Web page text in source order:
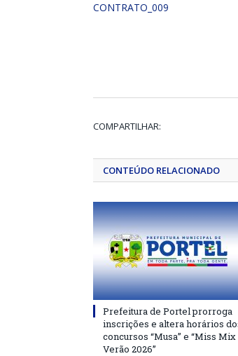
CONTRATO_009
COMPARTILHAR:
CONTEÚDO RELACIONADO
Prefeitura de Portel prorroga
inscrições e altera horários
concursos “Musa” e “Miss Mix
Verão 2026”